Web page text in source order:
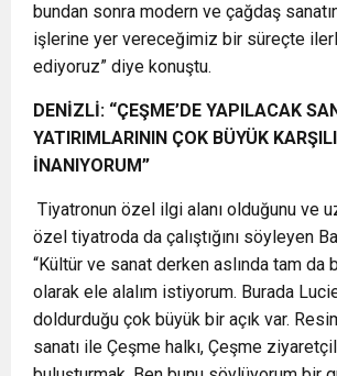
bundan sonra modern ve çağdaş
işlerine yer vereceğimiz bir süreçte
ediyoruz” diye konuştu.
DENİZLİ: “ÇEŞME’DE YAPILACAK
YATIRIMLARININ ÇOK BÜYÜK
İNANIYORUM”
Tiyatronun özel ilgi alanı olduğunu ve
özel tiyatroda da çalıştığını söyleyen
“Kültür ve sanat derken aslında tam da
olarak ele alalım istiyorum. Burada
doldurduğu çok büyük bir açık var.
sanatı ile Çeşme halkı, Çeşme